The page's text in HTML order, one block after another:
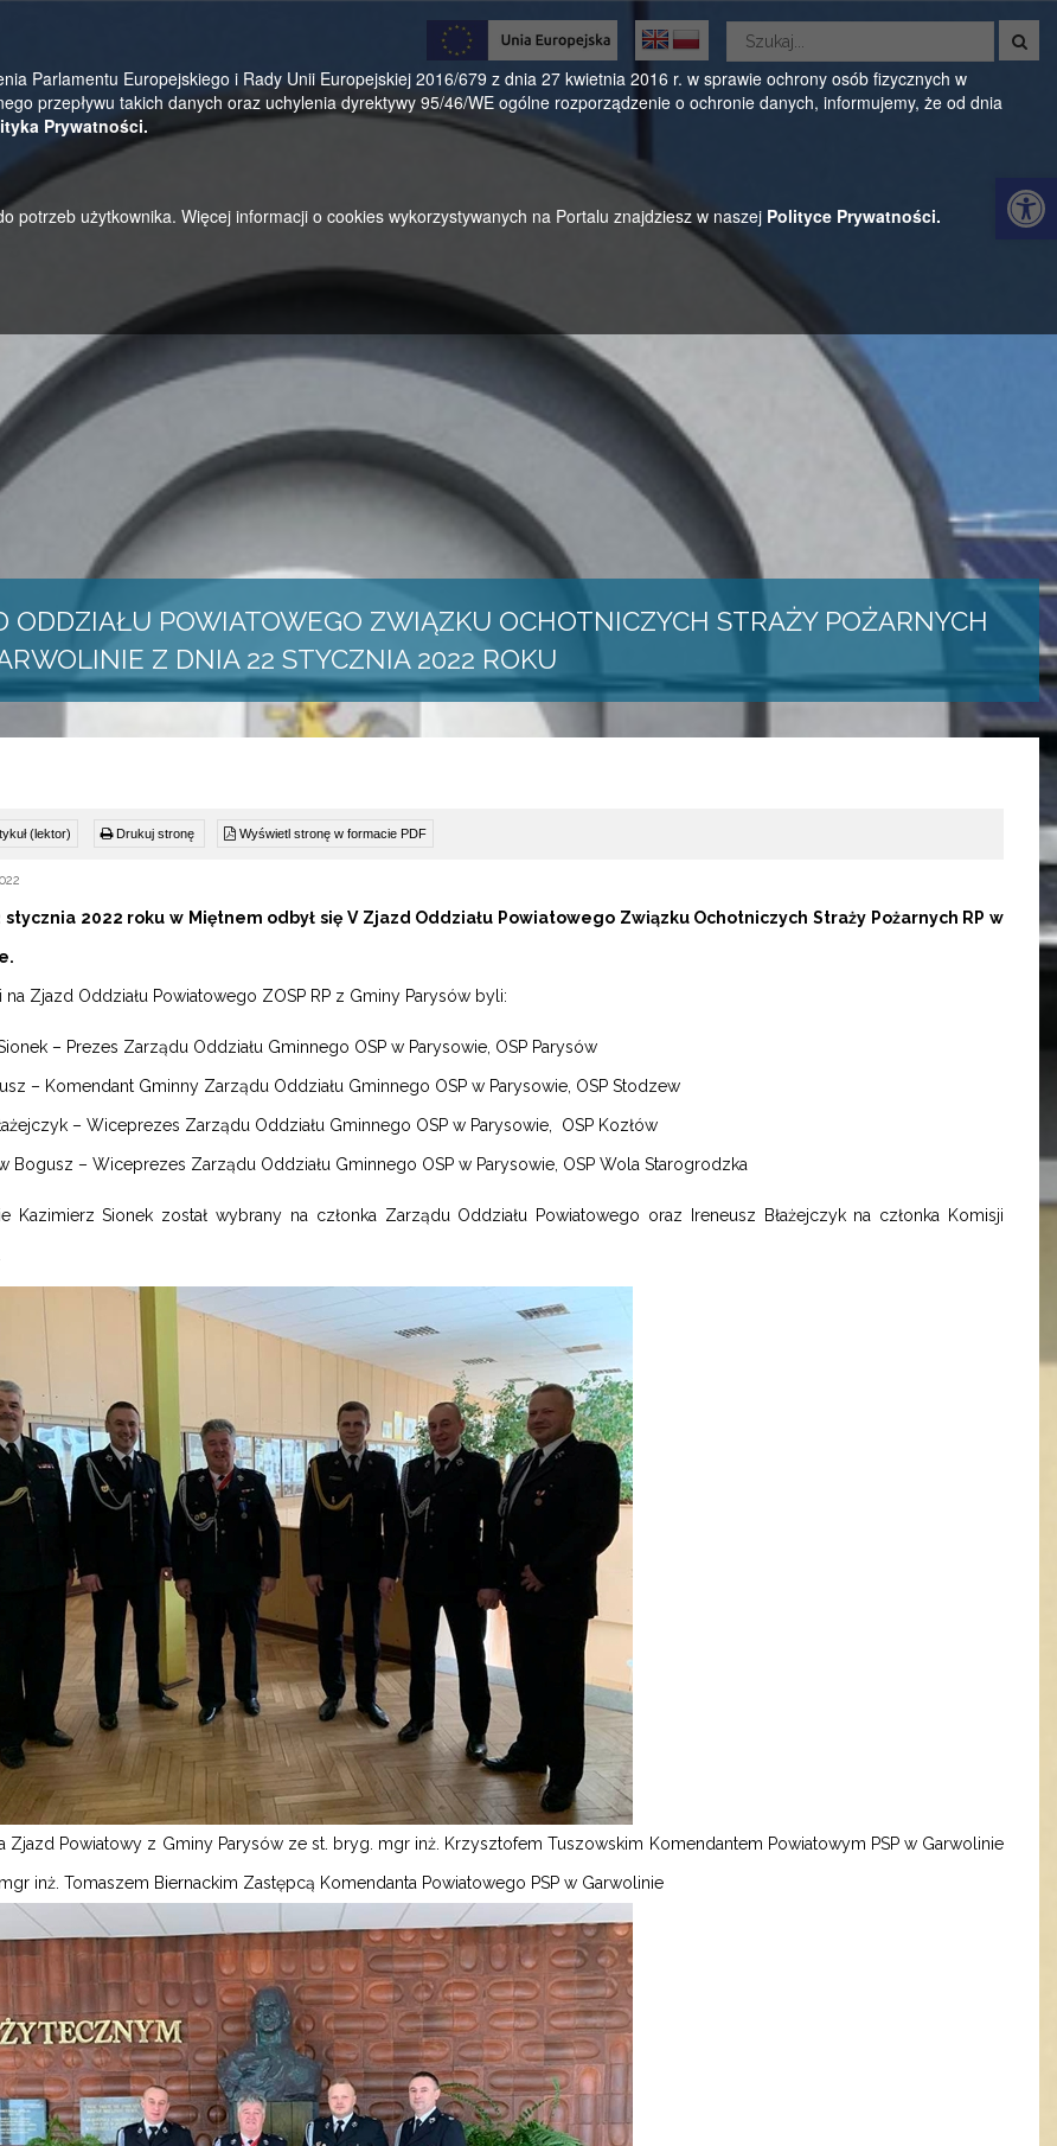
Parlamentu Europejskiego i Rady Unii Europejskiej 2016/679 z dnia 27 kwietnia 2016 r. w sprawie ochrony osób fizycznych w
przepływu takich danych oraz uchylenia dyrektywy 95/46/WE ogólne rozporządzenie o ochronie danych, informujemy, że od dnia
Prywatności.
potrzeb użytkownika. Więcej informacji o cookies wykorzystywanych na Portalu znajdziesz w naszej Polityce Prywatności.
Oficjalny serwis Gminy Parysów
ul. Kościuszki 28, 08-441 Parysów, mazowieckie
Wyszukaj
serwisie
ODDZIAŁU POWIATOWEGO ZWIĄZKU OCHOTNICZYCH STRAŻY POŻARNYCH
Z DNIA 22 STYCZNIA 2022 ROKU
(lektor) Drukuj stronę Wyświetl stronę w formacie PDF
stycznia 2022 roku w Miętnem odbył się V Zjazd Oddziału Powiatowego Związku Ochotniczych Straży Pożarnych RP w
na Zjazd Oddziału Powiatowego ZOSP RP z Gminy Parysów byli:
– Prezes Zarządu Oddziału Gminnego OSP w Parysowie, OSP Parysów
– Komendant Gminny Zarządu Oddziału Gminnego OSP w Parysowie, OSP Stodzew
– Wiceprezes Zarządu Oddziału Gminnego OSP w Parysowie, OSP Kozłów
Bogusz – Wiceprezes Zarządu Oddziału Gminnego OSP w Parysowie, OSP Wola Starogrodzka
Kazimierz Sionek został wybrany na członka Zarządu Oddziału Powiatowego oraz Ireneusz Błażejczyk na członka Komisji
Zjazd Powiatowy z Gminy Parysów ze st. bryg. mgr inż. Krzysztofem Tuszowskim Komendantem Powiatowym PSP w Garwolinie
inż. Tomaszem Biernackim Zastępcą Komendanta Powiatowego PSP w Garwolinie